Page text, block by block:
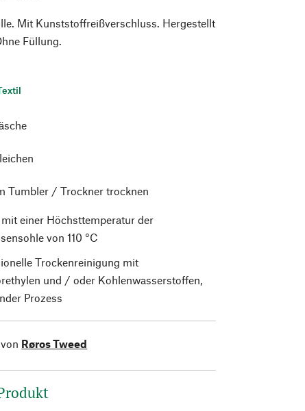
Mit Kunststoffreißverschluss. Hergestellt
Füllung.
Tumbler / Trockner trocknen
einer Höchsttemperatur der
von 110 °C
Trockenreinigung mit
und / oder Kohlenwasserstoffen,
Prozess
Røros Tweed